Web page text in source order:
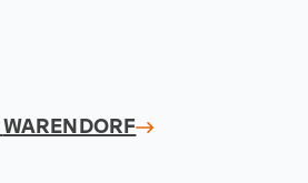
WARENDORF